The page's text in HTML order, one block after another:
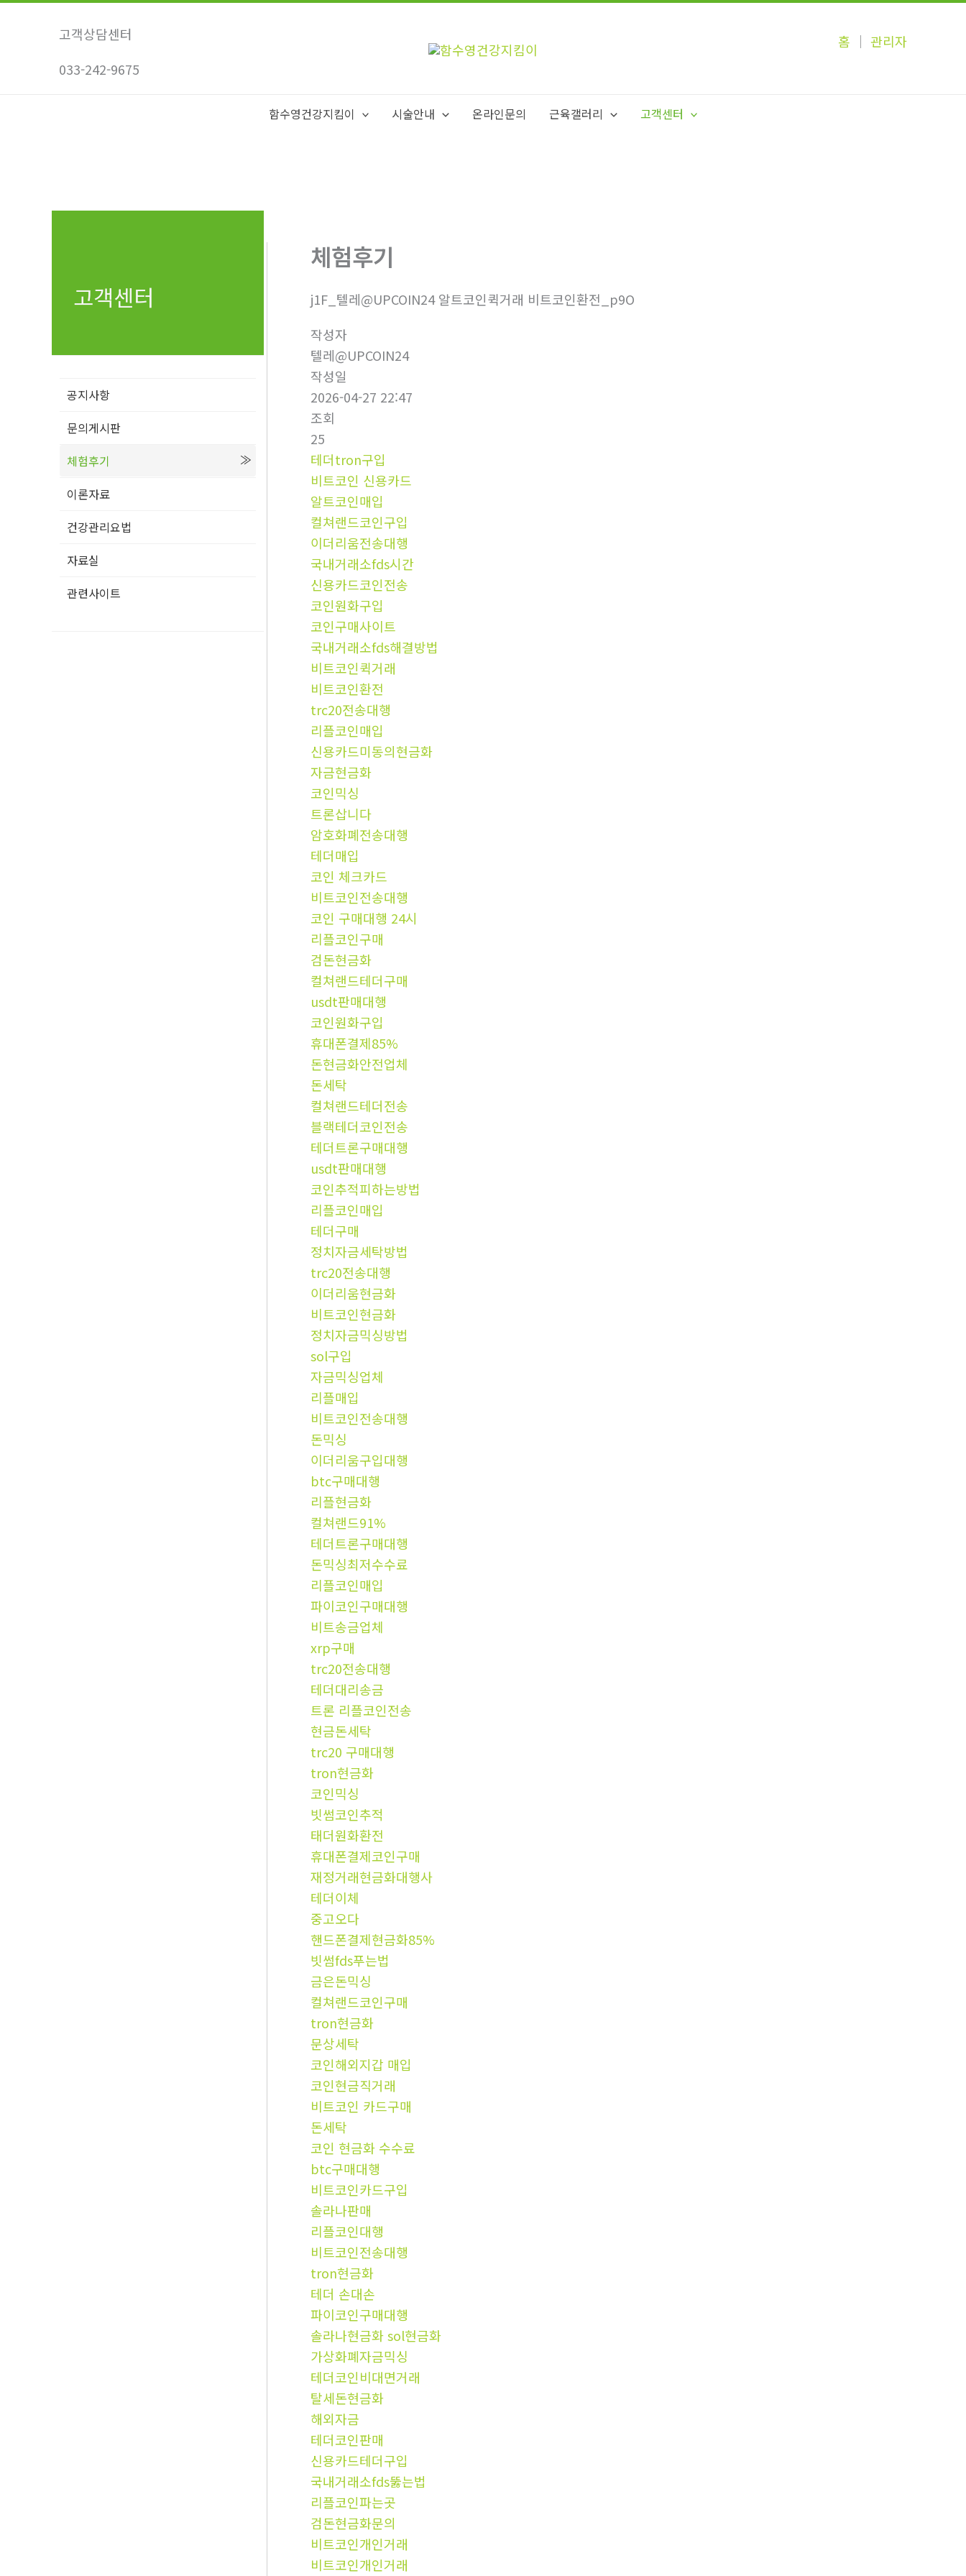
콘
고객상담센터
033-242-9675
홈 │ 관리자
함수영건강지킴이 시술안내 온라인문의 근육갤러리 고객센터
고객센터
공지사항
문의게시판
체험후기
이론자료
건강관리요법
자료실
관련사이트
체험후기
j1F_텔레@UPCOIN24 알트코인퀵거래 비트코인환전_p9O
작성자
텔레@UPCOIN24
작성일
2026-04-27 22:47
조회
25
테더tron구입
비트코인 신용카드
알트코인매입
컬쳐랜드코인구입
이더리움전송대행
국내거래소fds시간
신용카드코인전송
코인원화구입
코인구매사이트
국내거래소fds해결방법
비트코인퀵거래
비트코인환전
trc20전송대행
리플코인매입
신용카드미동의현금화
자금현금화
코인믹싱
트론삽니다
암호화폐전송대행
테더매입
코인 체크카드
비트코인전송대행
코인 구매대행 24시
리플코인구매
검돈현금화
컬쳐랜드테더구매
usdt판매대행
코인원화구입
휴대폰결제85%
돈현금화안전업체
돈세탁
컬쳐랜드테더전송
블랙테더코인전송
테더트론구매대행
usdt판매대행
코인추적피하는방법
리플코인매입
테더구매
정치자금세탁방법
trc20전송대행
이더리움현금화
비트코인현금화
정치자금믹싱방법
sol구입
자금믹싱업체
리플매입
비트코인전송대행
돈믹싱
이더리움구입대행
btc구매대행
리플현금화
컬쳐랜드91%
테더트론구매대행
돈믹싱최저수수료
리플코인매입
파이코인구매대행
비트송금업체
xrp구매
trc20전송대행
테더대리송금
트론 리플코인전송
현금돈세탁
trc20 구매대행
tron현금화
코인믹싱
빗썸코인추적
태더원화환전
휴대폰결제코인구매
재정거래현금화대행사
테더이체
중고오다
핸드폰결제현금화85%
빗썸fds푸는법
금은돈믹싱
컬쳐랜드코인구매
tron현금화
문상세탁
코인해외지갑 매입
코인현금직거래
비트코인 카드구매
돈세탁
코인 현금화 수수료
btc구매대행
비트코인카드구입
솔라나판매
리플코인대행
비트코인전송대행
tron현금화
테더 손대손
파이코인구매대행
솔라나현금화 sol현금화
가상화폐자금믹싱
테더코인비대면거래
탈세돈현금화
해외자금
테더코인판매
신용카드테더구입
국내거래소fds뚫는법
리플코인파는곳
검돈현금화문의
비트코인개인거래
비트코인개인거래